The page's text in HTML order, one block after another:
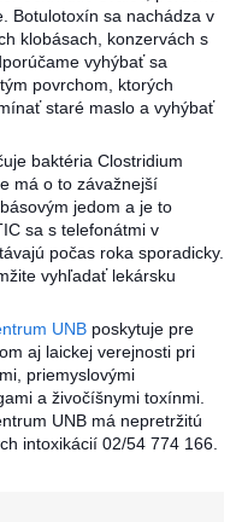
Botulotoxín sa nachádza v
klobásach, konzervách s
vyhýbať sa
povrchom, ktorých
staré maslo a vyhýbať
baktéria Clostridium
má o to závažnejší
jedom a je to
sa s telefonátmi v
počas roka sporadicky.
vyhľadať lekársku
UNB poskytuje pre
aj laickej verejnosti pri
priemyslovými
a živočíšnymi toxínmi.
UNB má nepretržitú
intoxikácií 02/54 774 166.